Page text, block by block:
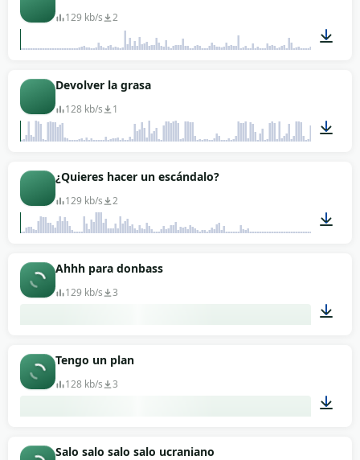
129 kb/s 2
Devolver la grasa
128 kb/s 1
¿Quieres hacer un escándalo?
129 kb/s 2
Ahhh para donbass
129 kb/s 3
Tengo un plan
128 kb/s 3
Salo salo salo salo ucraniano